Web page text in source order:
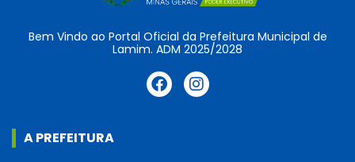
Bem Vindo ao Portal Oficial da Prefeitura Municipal de
Lamim. ADM 2025/2028
A PREFEITURA